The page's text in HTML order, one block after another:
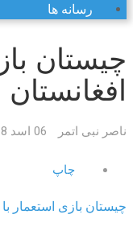
رسانه ها
چيستان
افغانستان
ناصر نبی اتمر 06 اسد 1398
چاپ
چيستان بازی استعمار